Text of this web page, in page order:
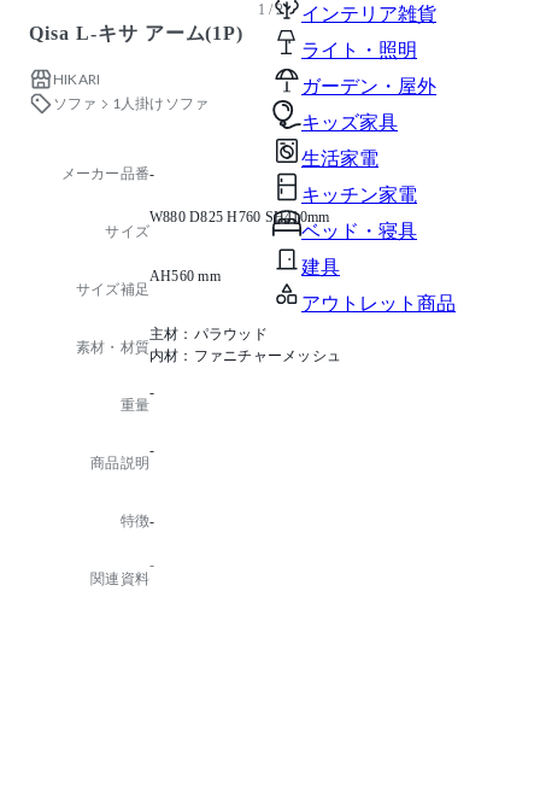
インテリア雑貨
ライト・照明
ガーデン・屋外
キッズ家具
生活家電
キッチン家電
ベッド・寝具
建具
アウトレット商品
1 / 2
Qisa L-キサ アーム(1P)
HIKARI
ソファ
1人掛けソファ
メーカー品番-
サイズ
W880 D825 H760 SH410mm
サイズ補足
AH560 mm
素材・材質
主材：パラウッド
内材：ファニチャーメッシュ
重量
-
商品説明
-
特徴-
関連資料
-